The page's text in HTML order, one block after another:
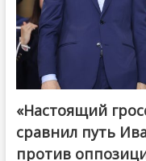
@ქართული ოცნება /
«Настоящий
сравнил путь
против